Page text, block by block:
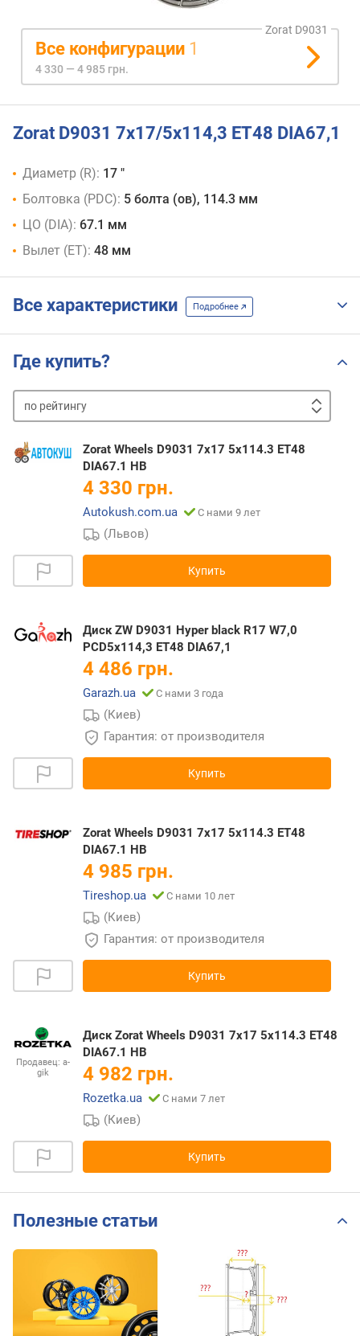
Zorat D9031
Все конфигурации 1
4 330 — 4 985 грн.
Zorat D9031 7x17/5x114,3 ET48 DIA67,1
Диаметр (R): 17 "
Болтовка (PDC): 5 болта (ов), 114.3 мм
ЦО (DIA): 67.1 мм
Вылет (ET): 48 мм
Все характеристики Подробнее
Где купить?
по
рейтингу от
к
дорогим
Zorat Wheels D9031 7x17 5x114.3 ET48
DIA67.1 HB
4 330 грн.
Autokush.com.ua С нами 9 лет
(Львов)
Купить
Диск ZW D9031 Hyper black R17 W7,0
PCD5x114,3 ET48 DIA67,1
4 486 грн.
Garazh.ua С нами 3 года
(Киев)
Гарантия: от производителя
Купить
Zorat Wheels D9031 7x17 5x114.3 ET48
DIA67.1 HB
4 985 грн.
Tireshop.ua С нами 10 лет
(Киев)
Гарантия: от производителя
Купить
Продавец: a-
gik
Диск Zorat Wheels D9031 7x17 5x114.3 ET48
DIA67.1 HB
4 982 грн.
Rozetka.ua С нами 7 лет
(Киев)
Купить
Полезные статьи